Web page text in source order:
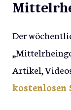
Der
Artikel,
kostenlosen